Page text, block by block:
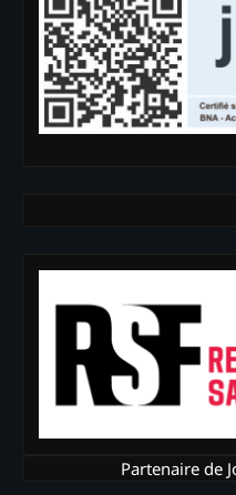
Partenaire de